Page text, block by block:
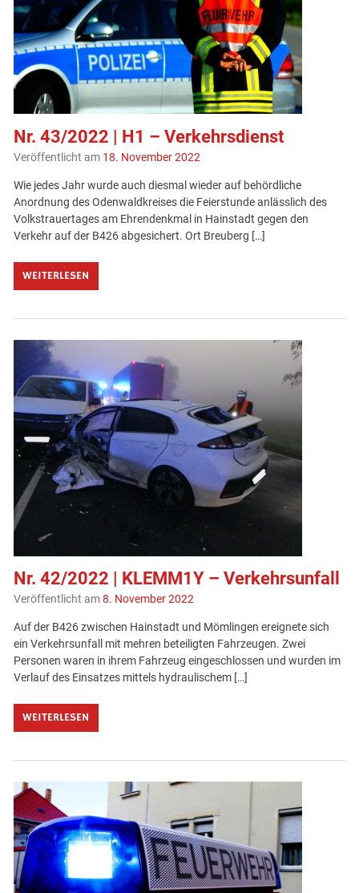
Nr. 43/2022 | H1 – Verkehrsdienst
Veröffentlicht am 18. November 2022
Wie jedes Jahr wurde auch diesmal wieder auf behördliche
Anordnung des Odenwaldkreises die Feierstunde anlässlich des
Volkstrauertages am Ehrendenkmal in Hainstadt gegen den
Verkehr auf der B426 abgesichert. Ort Breuberg […]
WEITERLESEN
Nr. 42/2022 | KLEMM1Y – Verkehrsunfall
Veröffentlicht am8. November 2022
Auf der B426 zwischen Hainstadt und Mömlingen ereignete sich
ein Verkehrsunfall mit mehren beteiligten Fahrzeugen. Zwei
Personen waren in ihrem Fahrzeug eingeschlossen und wurden im
Verlauf des Einsatzes mittels hydraulischem […]
WEITERLESEN